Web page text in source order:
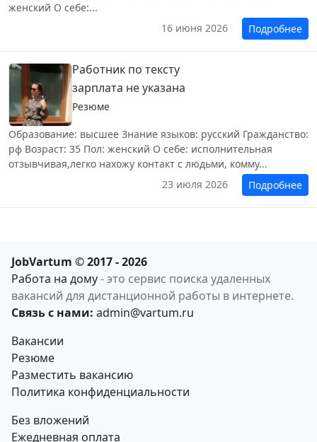
женский О себе:...
16 июня 2026
Подробнее
Работник по тексту
зарплата не указана
Резюме
Образование: высшее Знание языков: русский Гражданство:
рф Возраст: 35 Пол: женский О себе: исполнительная
отзывчивая,легко нахожу контакт с людьми, комму...
23 июля 2026
Подробнее
JobVartum © 2017 - 2026
Работа на дому- это сервис поиска удаленных
вакансий для дистанционной работы в интернете.
Связь с нами: admin@vartum.ru
Вакансии
Резюме
Разместить вакансию
Политика конфиденциальности
Без вложений
Ежедневная оплата